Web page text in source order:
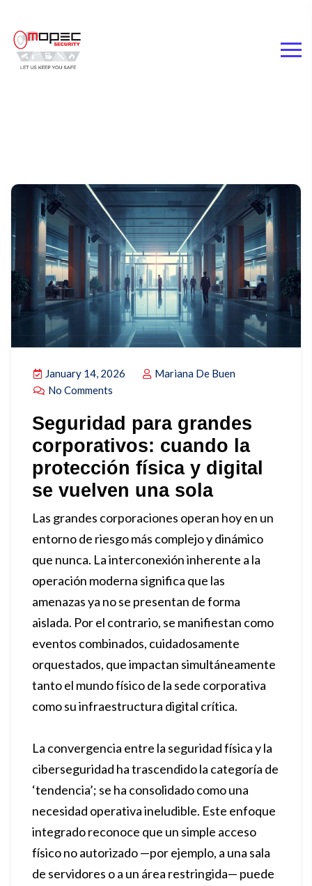
January 14, 2026
Mariana De Buen
No Comments
Seguridad para grandes
corporativos: cuando la
protección física y digital
se vuelven una sola
Las grandes corporaciones operan hoy en un
entorno de riesgo más complejo y dinámico
que nunca. La interconexión inherente a la
operación moderna significa que las
amenazas ya no se presentan de forma
aislada. Por el contrario, se manifiestan como
eventos combinados, cuidadosamente
orquestados, que impactan simultáneamente
tanto el mundo físico de la sede corporativa
como su infraestructura digital crítica.
La convergencia entre la seguridad física y la
ciberseguridad ha trascendido la categoría de
‘tendencia’; se ha consolidado como una
necesidad operativa ineludible. Este enfoque
integrado reconoce que un simple acceso
físico no autorizado —por ejemplo, a una sala
de servidores o a un área restringida— puede